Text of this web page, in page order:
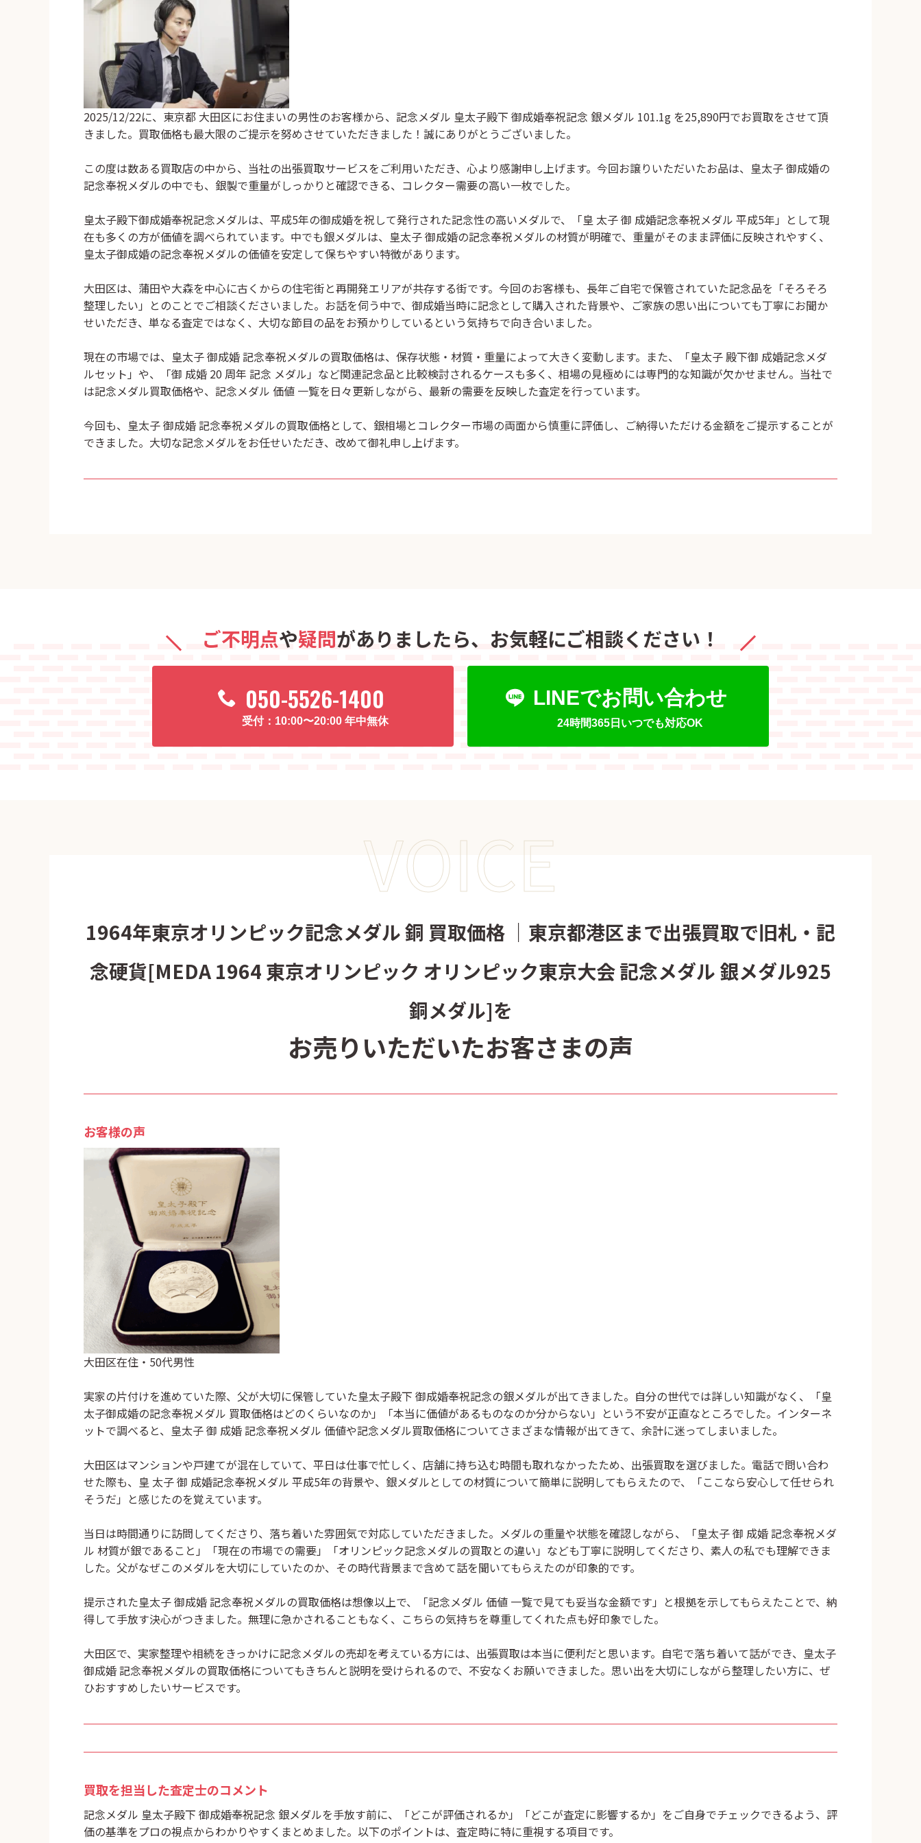
2025/12/22に、東京都 大田区にお住まいの男性のお客様から、 記念メダル 皇太子殿下 御成婚奉祝記念 銀メダル 101.1g を25,890円でお買取をさせて頂
きました。買取価格も最大限のご提示を努めさせていただきました！誠にありがとうございました。
この度は数ある買取店の中から、当社の出張買取サービスをご利用いただき、心より感謝申し上げます。今回お譲りいただいたお品は、 皇太子 御成婚の
記念奉祝メダルの中でも、銀製で重量がしっかりと確認できる、コレクター需要の高い一枚でした。
皇太子殿下御成婚奉祝記念メダルは、平成5年の御成婚を祝して発行された記念性の高いメダルで、「皇 太子 御 成婚記念奉祝メダル 平成5年」として現
在も多くの方が価値を調べられています。中でも銀メダルは、 皇太子 御成婚の記念奉祝メダルの材質が明確で、重量がそのまま評価に反映されやすく、
皇太子御成婚の記念奉祝メダルの価値を安定して保ちやすい特徴があります。
大田区は、蒲田や大森を中心に古くからの住宅街と再開発エリアが共存する街です。今回のお客様も、長年ご自宅で保管されていた記念品を「そろそろ
整理したい」とのことでご相談くださいました。お話を伺う中で、御成婚当時に記念として購入された背景や、ご家族の思い出についても丁寧にお聞か
せいただき、単なる査定ではなく、大切な節目の品をお預かりしているという気持ちで向き合いました。
現在の市場では、 皇太子 御成婚 記念奉祝メダルの買取価格は、保存状態・材質・重量によって大きく変動します。また、「皇太子 殿下御 成婚記念メダ
ルセット」や、「御 成婚 20 周年 記念 メダル」など関連記念品と比較検討されるケースも多く、相場の見極めには専門的な知識が欠かせません。当社で
は記念メダル買取価格や、記念メダル 価値 一覧を日々更新しながら、最新の需要を反映した査定を行っています。
今回も、 皇太子 御成婚 記念奉祝メダルの買取価格として、銀相場とコレクター市場の両面から慎重に評価し、ご納得いただける金額をご提示することが
できました。大切な記念メダルをお任せいただき、改めて御礼申し上げます。
ご不明点や疑問がありましたら、 お気軽にご相談ください！
050-5526-1400
10:00〜20:00 年中無休
LINEでお問い合わせ
24時間365日いつでも対応OK
1964年東京オリンピック記念メダル 銅 買取価格 ｜東京都港区まで出張買取で旧札・記
念硬貨[MEDA 1964 東京オリンピック オリンピック東京大会 記念メダル 銀メダル925
銅メダル]を
お売りいただいたお客さまの声
VOICE
お客様の声
大田区在住・50代男性
実家の片付けを進めていた際、父が大切に保管していた皇太子殿下 御成婚奉祝記念の銀メダルが出てきました。自分の世代では詳しい知識がなく、「皇
太子御成婚の記念奉祝メダル 買取価格はどのくらいなのか」「本当に価値があるものなのか分からない」という不安が正直なところでした。インターネ
ットで調べると、皇太子 御 成婚 記念奉祝メダル 価値や記念メダル買取価格についてさまざまな情報が出てきて、余計に迷ってしまいました。
大田区はマンションや戸建てが混在していて、平日は仕事で忙しく、店舗に持ち込む時間も取れなかったため、出張買取を選びました。電話で問い合わ
せた際も、皇 太子 御 成婚記念奉祝メダル 平成5年の背景や、銀メダルとしての材質について簡単に説明してもらえたので、「ここなら安心して任せられ
そうだ」と感じたのを覚えています。
当日は時間通りに訪問してくださり、落ち着いた雰囲気で対応していただきました。メダルの重量や状態を確認しながら、「皇太子 御 成婚 記念奉祝メダ
ル 材質が銀であること」「現在の市場での需要」「オリンピック記念メダルの買取との違い」なども丁寧に説明してくださり、素人の私でも理解できま
した。父がなぜこのメダルを大切にしていたのか、その時代背景まで含めて話を聞いてもらえたのが印象的です。
提示された皇太子 御成婚 記念奉祝メダルの買取価格は想像以上で、「記念メダル 価値 一覧で見ても妥当な金額です」と根拠を示してもらえたことで、納
得して手放す決心がつきました。無理に急かされることもなく、こちらの気持ちを尊重してくれた点も好印象でした。
大田区で、実家整理や相続をきっかけに記念メダルの売却を考えている方には、出張買取は本当に便利だと思います。自宅で落ち着いて話ができ、 皇太子
御成婚 記念奉祝メダルの買取価格についてもきちんと説明を受けられるので、不安なくお願いできました。思い出を大切にしながら整理したい方に、ぜ
ひおすすめしたいサービスです。
買取を担当した査定士のコメント
記念メダル 皇太子殿下 御成婚奉祝記念 銀メダルを手放す前に、「どこが評価されるか」「どこが査定に影響するか」をご自身でチェックできるよう、評
価の基準をプロの視点からわかりやすくまとめました。以下のポイントは、査定時に特に重視する項目です。